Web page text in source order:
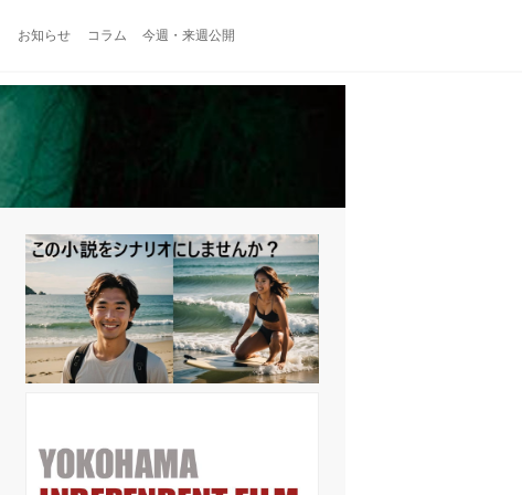
お知らせ コラム 今週・来週公開